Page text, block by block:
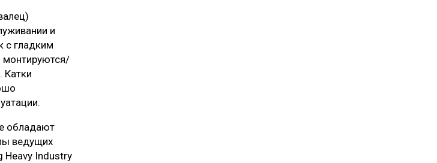
и
с гладким
монтируются/
Катки
обладают
ведущих
Heavy Industry